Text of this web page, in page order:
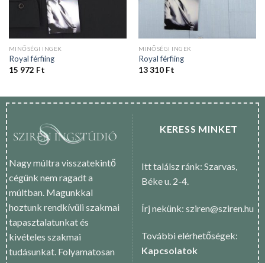
MINŐSÉGI INGEK
Royal férfiing
15 972 Ft
MINŐSÉGI INGEK
Royal férfiing
13 310 Ft
Nagy múltra visszatekintő
cégünk nem ragadt a
múltban. Magunkkal
hoztunk rendkívüli szakmai
tapasztalatunkat és
kivételes szakmai
tudásunkat. Folyamatosan
KERESS MINKET
Itt találsz ránk: Szarvas,
Béke u. 2-4.
Írj nekünk: sziren@sziren.hu
További elérhetőségek:
Kapcsolatok